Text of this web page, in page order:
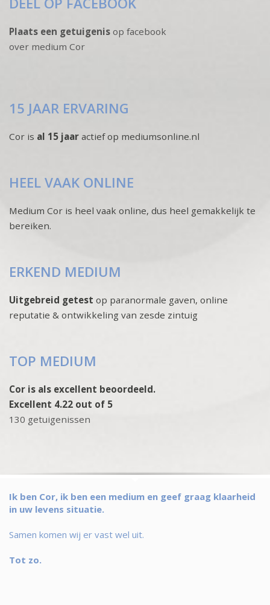
Plaats een getuigenis op facebook
over medium Cor
15 JAAR ERVARING
Cor is al 15 jaar actief op mediumsonline.nl
HEEL VAAK ONLINE
Medium Cor is heel vaak online, dus heel gemakkelijk te
bereiken.
ERKEND MEDIUM
Uitgebreid getest op paranormale gaven, online
reputatie & ontwikkeling van zesde zintuig
TOP MEDIUM
Cor is als excellent beoordeeld.
Excellent 4.22 out of 5
130 getuigenissen
Ik ben Cor, ik ben een medium en geef graag klaarheid
in uw levens situatie.
Samen komen wij er vast wel uit.
Tot zo.